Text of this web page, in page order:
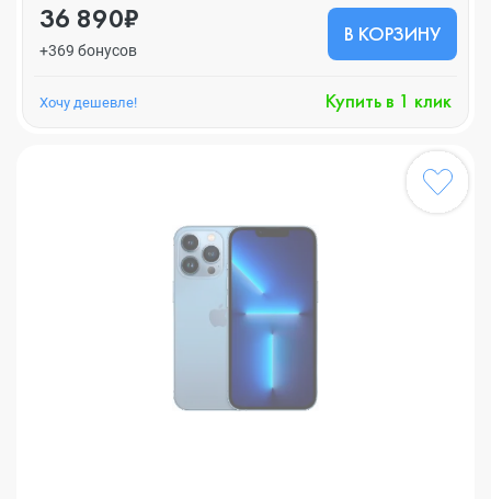
36 890₽
+369 бонусов
В КОРЗИНУ
Хочу дешевле! Купить в 1 клик